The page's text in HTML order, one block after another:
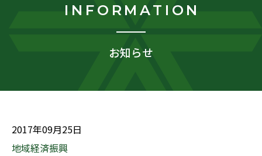
INFORMATION
お知らせ
2017年09月25日
地域経済振興